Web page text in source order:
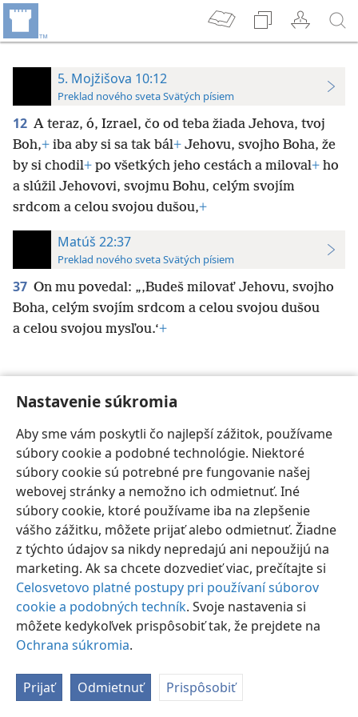
Nastavenie súkromia
Aby sme vám poskytli čo najlepší zážitok, používame
súbory cookie a podobné technológie. Niektoré
súbory cookie sú potrebné pre fungovanie našej
webovej stránky a nemožno ich odmietnuť. Iné
súbory cookie, ktoré používame iba na zlepšenie
vášho zážitku, môžete prijať alebo odmietnuť. Žiadne
z týchto údajov sa nikdy nepredajú ani nepoužijú na
marketing. Ak sa chcete dozvedieť viac, prečítajte si
Celosvetovo platné postupy pri používaní súborov
cookie a podobných techník. Svoje nastavenia si
môžete kedykoľvek prispôsobiť tak, že prejdete na
Ochrana súkromia.
Prijať Odmietnuť Prispôsobiť
5. Mojžišova 10:12
Preklad nového sveta Svätých písiem
12 A teraz, ó, Izrael, čo od teba žiada Jehova, tvoj
Boh,+ iba aby si sa tak bál+ Jehovu, svojho Boha, že
by si chodil+ po všetkých jeho cestách a miloval+ ho
a slúžil Jehovovi, svojmu Bohu, celým svojím
srdcom a celou svojou dušou,+
Matúš 22:37
Preklad nového sveta Svätých písiem
37 On mu povedal: „‚Budeš milovať Jehovu, svojho
Boha, celým svojím srdcom a celou svojou dušou
a celou svojou mysľou.‘+
Slovenčina Nastavenia
Copyright © 2026 Watch Tower Bible and Tract Society of Pennsylvania
Podmienky používania
JW.ORG
Prihlásiť sa